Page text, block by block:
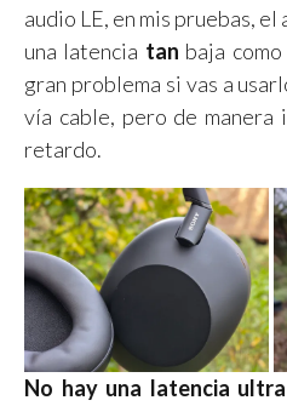
audio LE, en mis pruebas,
una latencia tan baja
gran problema si vas a
vía cable, pero de manera
retardo.
No hay una latencia